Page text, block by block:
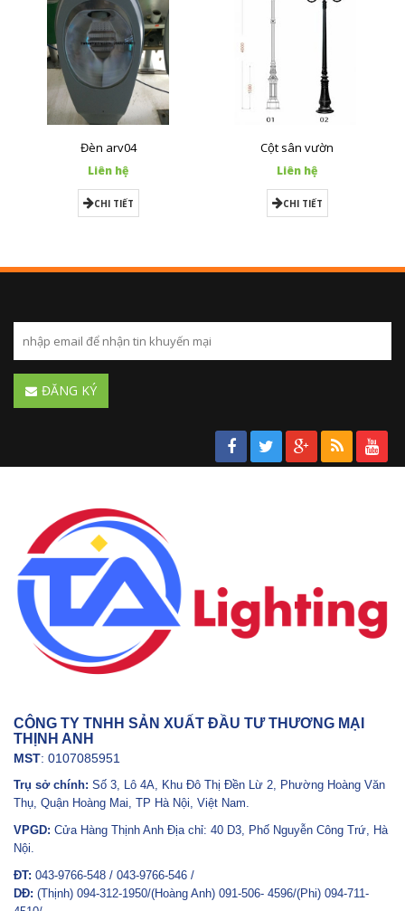
Đèn arv04
Liên hệ
CHI TIẾT
Cột sân vườn
Liên hệ
CHI TIẾT
ĐĂNG KÝ
CÔNG TY TNHH SẢN XUẤT ĐẦU TƯ THƯƠNG MẠI
THỊNH ANH
MST: 0107085951
Trụ sở chính: Số 3, Lô 4A, Khu Đô Thị Đền Lừ 2, Phường Hoàng Văn
Thụ, Quận Hoàng Mai, TP Hà Nội, Việt Nam.
VPGD: Cửa Hàng Thịnh Anh Địa chỉ: 40 D3, Phố Nguyễn Công Trứ, Hà
Nội.
ĐT: 043-9766-548 / 043-9766-546 /
DĐ: (Thịnh) 094-312-1950/(Hoàng Anh) 091-506- 4596/(Phi) 094-711-